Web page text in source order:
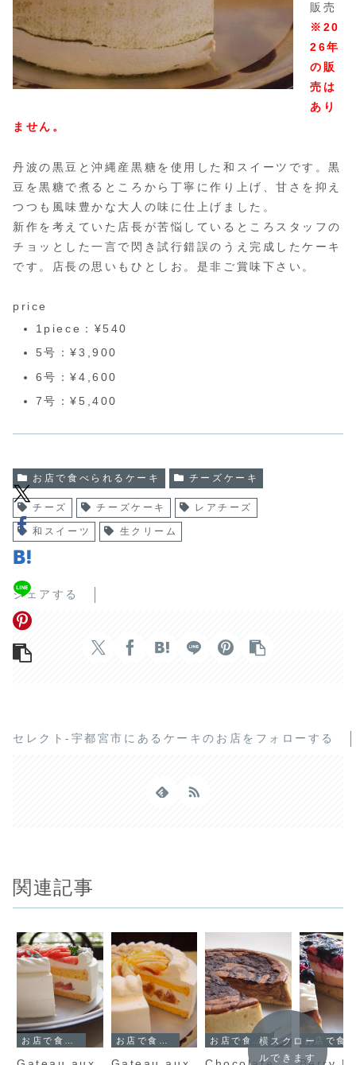
販売
※20
26年
の販
売は
あり
ません。
丹波の黒豆と沖縄産黒糖を使用した和スイーツです。黒
豆を黒糖で煮るところから丁寧に作り上げ、甘さを抑え
つつも風味豊かな大人の味に仕上げました。
新作を考えていた店長が苦悩しているところスタッフの
チョッとした一言で閃き試行錯誤のうえ完成したケーキ
です。店長の思いもひとしお。是非ご賞味下さい。
price
1piece：¥540
5号：¥3,900
6号：¥4,600
7号：¥5,400
お店で食べられるケーキ チーズケーキ
チーズ チーズケーキ レアチーズ
和スイーツ 生クリーム
シェアする
セレクト-宇都宮市にあるケーキのお店をフォローする
関連記事
お店で食べられるケーキ横スクロー
ルできます